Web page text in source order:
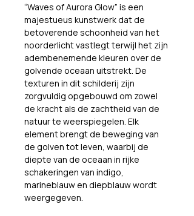
“Waves of Aurora Glow” is een
majestueus kunstwerk dat de
betoverende schoonheid van het
noorderlicht vastlegt terwijl het zijn
adembenemende kleuren over de
golvende oceaan uitstrekt. De
texturen in dit schilderij zijn
zorgvuldig opgebouwd om zowel
de kracht als de zachtheid van de
natuur te weerspiegelen. Elk
element brengt de beweging van
de golven tot leven, waarbij de
diepte van de oceaan in rijke
schakeringen van indigo,
marineblauw en diepblauw wordt
weergegeven.